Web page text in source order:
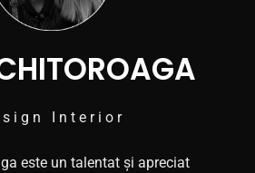
Interior
este un talentat și apreciat